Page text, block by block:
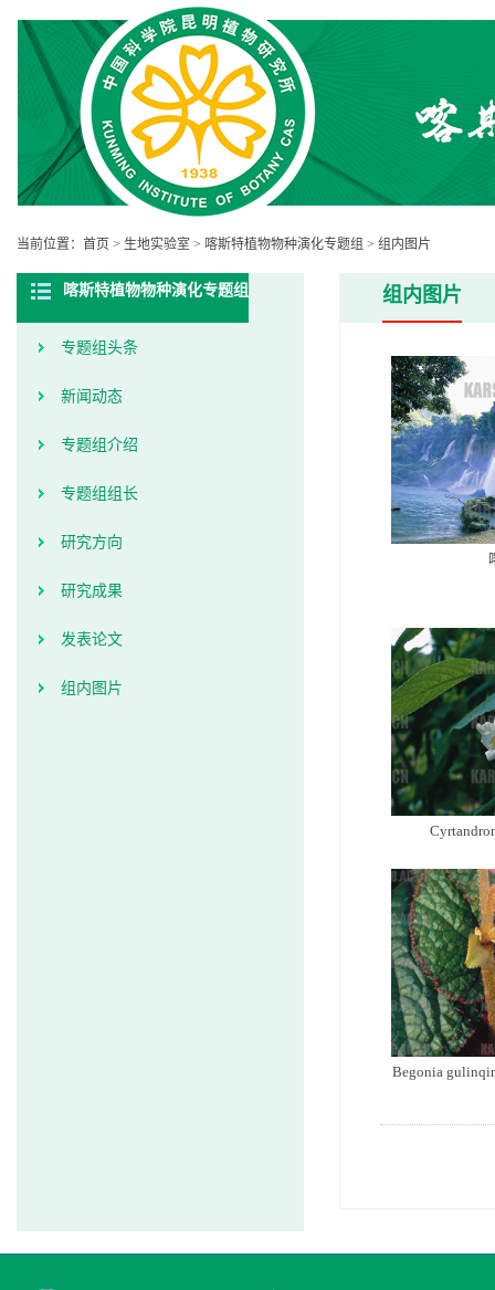
当前位置： 首页 > 生地实验室 > 喀斯特植物物种演化专题组 > 组内图片
喀斯特植物物种演化专题组
专题组头条
新闻动态
专题组介绍
专题组组长
研究方向
研究成果
发表论文
组内图片
组内图片
Begonia